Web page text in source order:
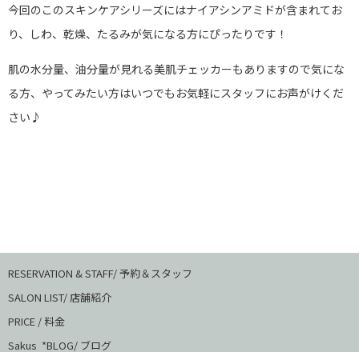
今回のこのスキンケアシリーズにはナイアシンアミドが含まれてお
り、しわ、乾燥、たるみが気になる方にぴったりです！
肌の水分量、油分量が見れる美肌チェッカーもありますので気にな
る方、やってみたい方はいつでもお気軽にスタッフにお声がけくだ
さい♪
RESERVATION & STAFF/ 予約＆スタッフ
SALON LIST/ 店舗紹介
PRICE / 料金
Sakus *BLOG/ ブログ